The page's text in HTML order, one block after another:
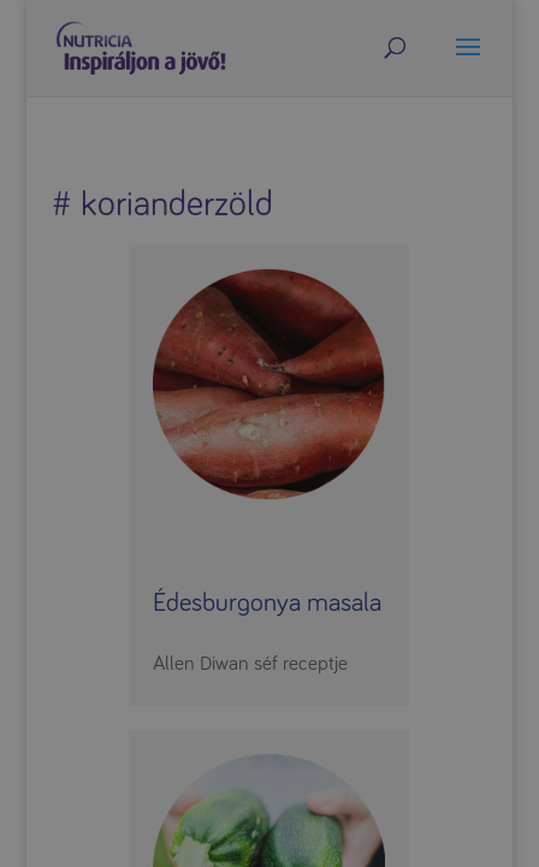
# korianderzöld
Édesburgonya masala
Allen Diwan séf receptje